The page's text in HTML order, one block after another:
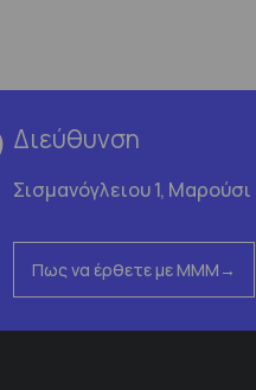
Διεύθυνση
Σισμανόγλειου 1, Μαρούσι
Πως να έρθετε με ΜΜΜ